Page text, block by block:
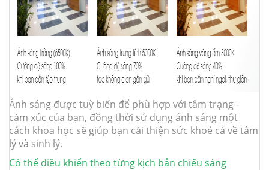
Ánh sáng được tuỳ biến để phù hợp với tâm trạng -
cảm xúc của bạn, đồng thời sử dụng ánh sáng một
cách khoa học sẽ giúp bạn cải thiện sức khoẻ cả về tâm
lý và sinh lý.
Có thể điều khiển theo từng kịch bản chiếu sáng